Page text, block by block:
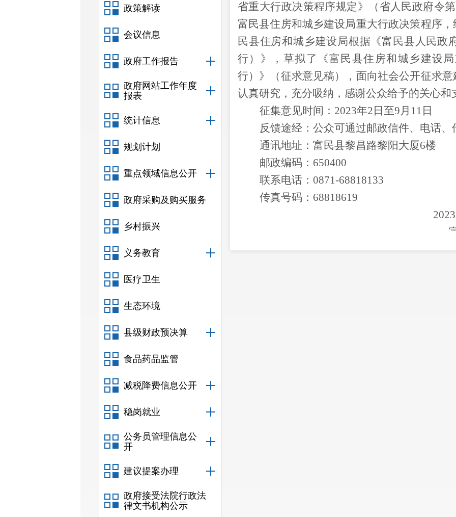
政策解读
会议信息
政府工作报告
政府网站工作年度
报表
统计信息
规划计划
重点领域信息公开
政府采购及购买服务
乡村振兴
义务教育
医疗卫生
生态环境
县级财政预决算
食品药品监管
减税降费信息公开
稳岗就业
公务员管理信息公
开
建议提案办理
政府接受法院行政法
律文书机构公示
省重大行政决策程序规定》
（省人民政府令第
富民县住房和城乡建设局重大行政决策程序，
民县住房和城乡建设局根据《富民县人民政
行） 》 ， 草拟了《富民县住房和城乡建设局
行） 》（征求意见稿）， 面向社会公开征求
认真研究，充分吸纳，感谢公众给予的关心和
征集意见时间： 2023年2 日至9月 11 日
反馈途经：公众可通过邮政信件、电话、
通讯地址：富民县黎昌路黎阳大厦6楼
邮政编码： 650400
联系电话： 0871-68818133
传真号码： 68818619
2023
富民县住房和城乡建设局重大